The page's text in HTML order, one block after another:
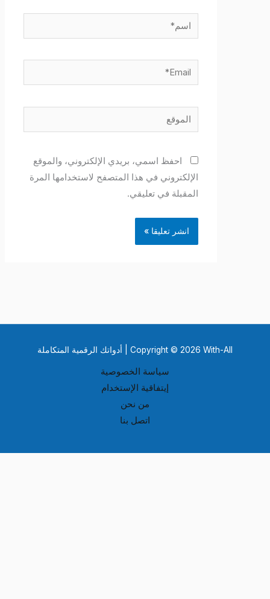
احفظ اسمي، بريدي الإلكتروني، والموقع
الإلكتروني في هذا المتصفح لاستخدامها المرة
المقبلة في تعليقي.
Copyright © 2026 With-All | أدواتك الرقمية المتكاملة
سياسة الخصوصية
إيتفاقية الإستخدام
من نحن
اتصل بنا